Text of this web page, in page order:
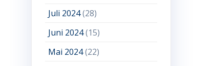
Juli 2024(28)
Juni 2024(15)
Mai 2024(22)